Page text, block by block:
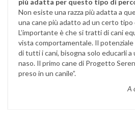
più adatta per questo tipo di
Non esiste una razza più adatta a
una cane più adatto ad un certo tipo
L’importante è che si tratti di cani
vista comportamentale. Il
di tutti i cani, bisogna solo educarli
naso. Il primo cane di Progetto
preso in un canile”.
A